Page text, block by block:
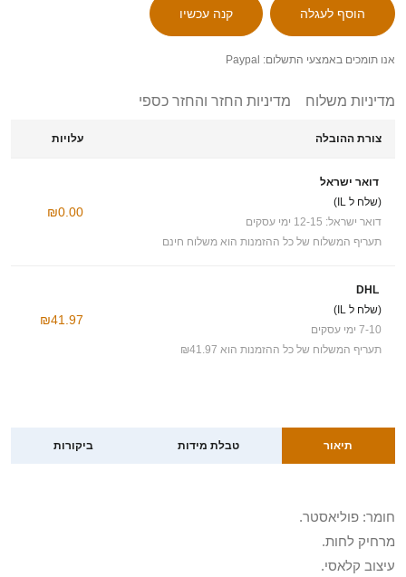
אנו תומכים באמצעי התשלום: Paypal
מדיניות משלוח מדיניות החזר והחזר כספי
צורת ההובלה עלויות
דואר ישראל
(שלח ל IL)
דואר ישראל: 12-15 ימי עסקים
תעריף המשלוח של כל ההזמנות הוא משלוח חינם
₪0.00
DHL
(שלח ל IL)
7-10 ימי עסקים
תעריף המשלוח של כל ההזמנות הוא ₪41.97
₪41.97
תיאור טבלת מידות ביקורות
חומר: פוליאסטר.
מרחיק לחות.
עיצוב קלאסי.